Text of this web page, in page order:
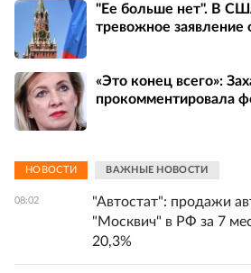
"Ее больше нет". В
тревожное заявление
«Это конец всего»:
прокомментировала
НОВОСТИ ВАЖНЫЕ НОВОСТИ
08:02
"Автостат": продажи
"Москвич" в РФ за 7
20,3%